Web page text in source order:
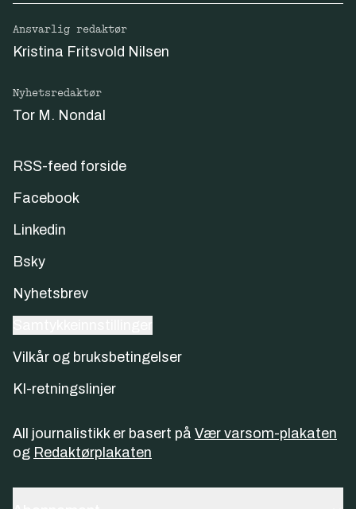
Ansvarlig redaktør
Kristina Fritsvold Nilsen
Nyhetsredaktør
Tor M. Nondal
RSS-feed forside
Facebook
Linkedin
Bsky
Nyhetsbrev
Vilkår og bruksbetingelser
KI-retningslinjer
All journalistikk er basert på Vær varsom-plakaten
og Redaktørplakaten